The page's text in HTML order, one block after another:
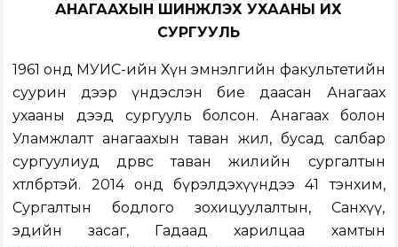
АНАГААХЫН ШИНЖЛЭХ УХААНЫ ИХ
СУРГУУЛЬ
1961 онд МУИС-ийн Хүн эмнэлгийн факультетийн
суурин дээр үндэслэн бие даасан Анагаах
ухааны дээд сургууль болсон. Анагаах болон
Уламжлалт анагаахын таван жил, бусад салбар
сургуулиуд дөрвөөс таван жилийн сургалтын
хөтөлбөртэй. 2014 онд бүрэлдэхүүндээ 41 тэнхим,
Сургалтын бодлого зохицуулалтын, Санхүү,
эдийн засаг, Гадаад харилцаа хамтын